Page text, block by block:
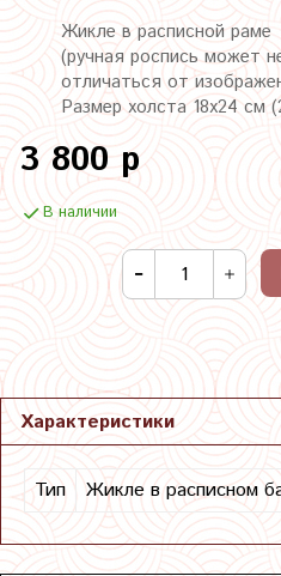
Жикле в расписной раме
(ручная роспись может
отличаться от
Размер холста 18х24 см
3 800 р
В наличии
Характеристики
Тип Жикле в расписном